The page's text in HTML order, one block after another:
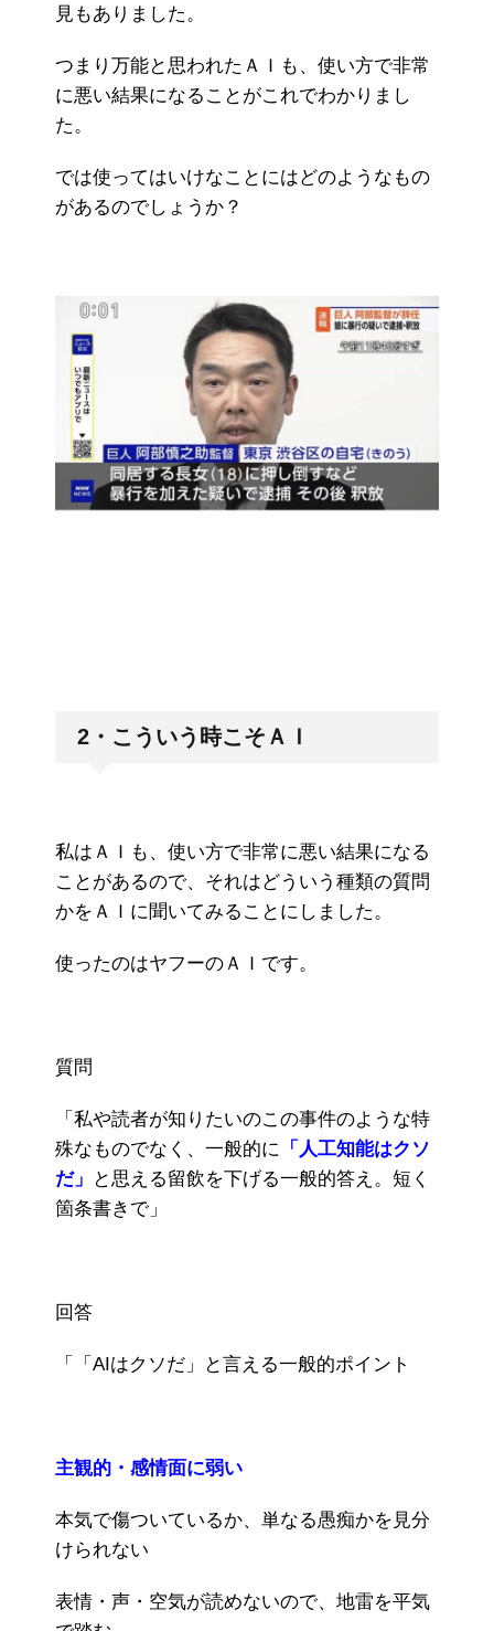
見もありました。
つまり万能と思われたＡＩも、使い方で非常
に悪い結果になることがこれでわかりまし
た。
では使ってはいけなことにはどのようなもの
があるのでしょうか？
2・こういう時こそＡＩ
私はＡＩも、使い方で非常に悪い結果になる
ことがあるので、それはどういう種類の質問
かをＡＩに聞いてみることにしました。
使ったのはヤフーのＡＩです。
質問
「私や読者が知りたいのこの事件のような特
殊なものでなく、一般的に 「人工知能はクソ
だ」
と思える留飲を下げる一般的答え。短く
箇条書きで」
回答
「「AIはクソだ」と言える一般的ポイント
主観的・感情面に弱い
本気で傷ついているか、単なる愚痴かを見分
けられない
表情・声・空気が読めないので、地雷を平気